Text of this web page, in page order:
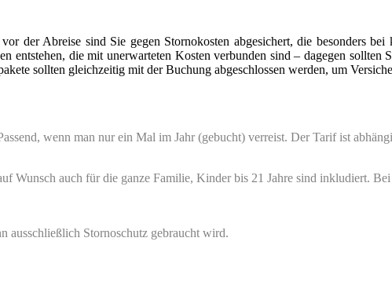
der Abreise sind Sie gegen Stornokosten abgesichert, die besonders
entstehen, die mit unerwarteten Kosten verbunden sind – dagegen
sollten gleichzeitig mit der Buchung abgeschlossen werden, um
wenn man nur ein Mal im Jahr (gebucht) verreist. Der Tarif ist
Wunsch auch für die ganze Familie, Kinder bis 21 Jahre sind inkludiert.
ausschließlich Stornoschutz gebraucht wird.